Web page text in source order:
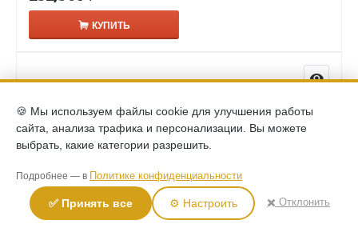
КУПИТЬ
🍪 Мы используем файлы cookie для улучшения работы
сайта, анализа трафика и персонализации. Вы можете
выбрать, какие категории разрешить.
Подробнее — в Политике конфиденциальности
✅ Принять все ⚙️ Настроить ✖️ Отклонить